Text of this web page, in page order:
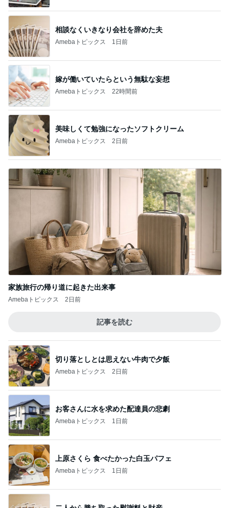
相談なくいきなり会社を辞めた夫
Amebaトピックス 1日前
嫁が働いていたらという無駄な妄想
Amebaトピックス 22時間前
美味しくて勉強になったソフトクリーム
Amebaトピックス 2日前
家族旅行の帰り道に起きた出来事
Amebaトピックス 2日前
記事を読む
切り落としとは思えない牛肉で夕飯
Amebaトピックス 2日前
お客さんに水を求めた配達員の悲劇
Amebaトピックス 1日前
上原さくら 食べたかった白玉パフェ
Amebaトピックス 1日前